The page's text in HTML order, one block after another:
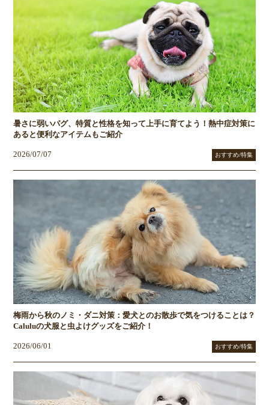
暑さに弱いパグ、特質と性格を知って上手に育てよう！熱中症対策に
あると便利なアイテムもご紹介
2026/07/07 おすすめ/特集
梅雨から秋のノミ・ダニ対策：愛犬とのお散歩で気をつけることは？
Caluluの犬服と虫よけグッズをご紹介！
2026/06/01 おすすめ/特集